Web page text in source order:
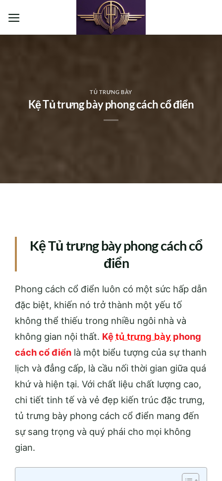
qua
TỦ TRƯNG BÀY
Kệ Tủ trưng bày phong cách cổ điển
Kệ Tủ trưng bày phong cách cổ
điển
Phong cách cổ điển luôn có một sức hấp dẫn
đặc biệt, khiến nó trở thành một yếu tố
không thể thiếu trong nhiều ngôi nhà và
không gian nội thất. Kệtủ trưng bày phong
cách cổ điển là một biểu tượng của sự thanh
lịch và đẳng cấp, là cầu nối thời gian giữa quá
khứ và hiện tại. Với chất liệu chất lượng cao,
chi tiết tinh tế và vẻ đẹp kiến trúc đặc trưng,
tủ trưng bày phong cách cổ điển mang đến
sự sang trọng và quý phái cho mọi không
gian.